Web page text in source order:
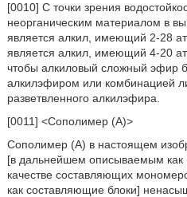
[0010] С точки зрения
неорганическим материалом в
является алкил, имеющий 2-28
является алкил, имеющий 4-20
чтобы алкиловый сложный эфир
алкилэфиром или комбинацией
разветвленного алкилэфира.
[0011] <Сополимер (A)>
Сополимер (A) в настоящем
[в дальнейшем описываемым
качестве составляющих
как составляющие блоки]